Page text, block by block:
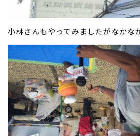
小林さんもやってみましたがなかな